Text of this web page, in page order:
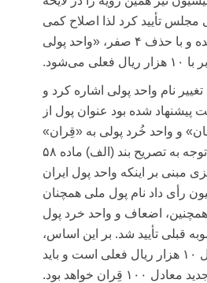
تأیید کرد لذا اصلاح کمی
واحد پولی حفظ شده و با حذف ۴ صفر، «واحد پولی
می‌شود.
نام واحد پولی اشاره کرد و
پیشنهاد شده بود عنوان پول از
و واحد خُرد پولی به «قِران»
تغییر کند، اما با توجه به تصریح بند (الف) ماده ۵۸
مبنی بر اینکه واحد پول ایران
رأی داد نام پول ملی همچنان
همچنین، اضعاف و واحد خرد پول
قبلی تأیید شد. بر این اساس،
هر ریال جدید معادل ۱۰ هزار ریال فعلی است و باید
معادل ۱۰۰
قِران خواهد بود.